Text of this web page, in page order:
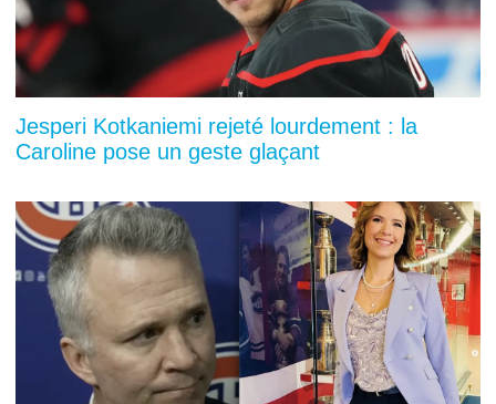
Jesperi Kotkaniemi rejeté lourdement : la
Caroline pose un geste glaçant